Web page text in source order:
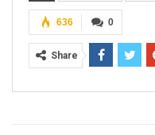
0
636
Share